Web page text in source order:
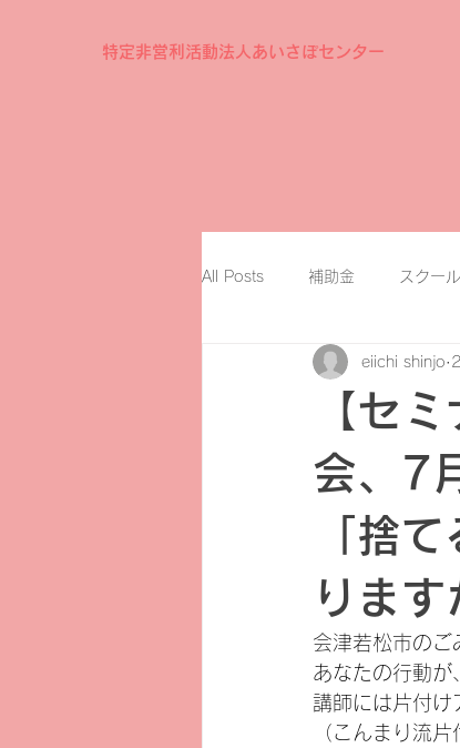
特定非営利活動法人あいさぽセンター
All Posts 補助金 スクール
【セ
会、7
「捨
ります
eiichi shinjo
会津若松市のご
あなたの行動が
講師には片付け
（こんまり流